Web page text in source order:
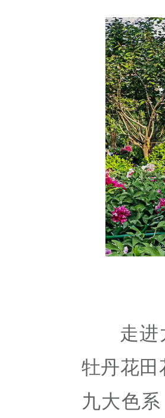
走
牡丹花田
九大色